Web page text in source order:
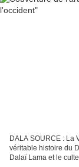
DALA SOURCE : La
véritable histoire du
Dalaï Lama et le